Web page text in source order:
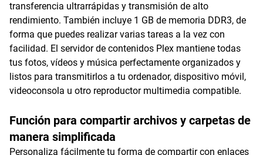
transferencia ultrarrápidas y transmisión de alto
rendimiento. También incluye 1 GB de memoria DDR3, de
forma que puedes realizar varias tareas a la vez con
facilidad. El servidor de contenidos Plex mantiene todas
tus fotos, vídeos y música perfectamente organizados y
listos para transmitirlos a tu ordenador, dispositivo móvil,
videoconsola u otro reproductor multimedia compatible.
Función para compartir archivos y carpetas de
manera simplificada
Personaliza fácilmente tu forma de compartir con enlaces